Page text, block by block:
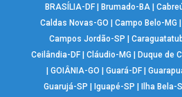
BRASÍLIA-DF| Brumado-BA|
Caldas Novas-GO
|Campo Belo-MG
Campos Jordão-SP
Ceilândia-DF| Cláudio-MG Duque de
GOIÂNIA-GO Guará-DF|
Guarujá-SP
Iguapé-SP Ilha Bela-